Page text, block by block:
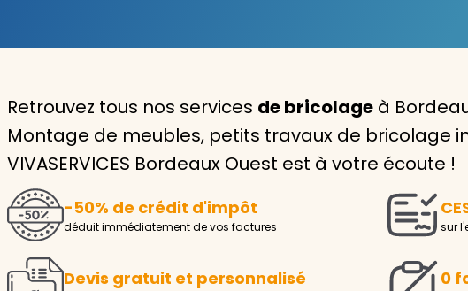
Aide à la personne
Seniors
Handicaps
Voir tous les services
ou
Retrouvez tous nos services de bricolage à
Montage de meubles, petits travaux de bricolage
VIVASERVICES Bordeaux Ouest est à votre écoute !
-50% de crédit d'impôt
déduit immédiatement de vos factures sur
Devis gratuit et personnalisé 0